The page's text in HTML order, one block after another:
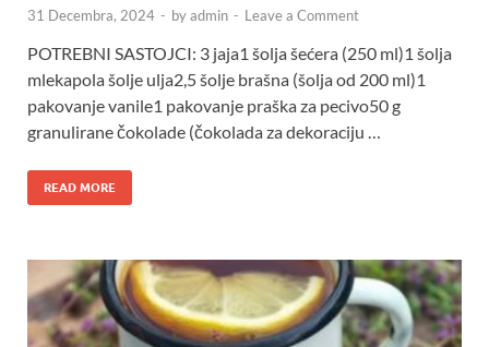
31 Decembra, 2024 - byadmin - Leave a Comment
POTREBNI SASTOJCI: 3 jaja1 šolja šećera (250 ml)1 šolja
mlekapola šolje ulja2,5 šolje brašna (šolja od 200 ml)1
pakovanje vanile1 pakovanje praška za pecivo50 g
granulirane čokolade (čokolada za dekoraciju …
READ MORE